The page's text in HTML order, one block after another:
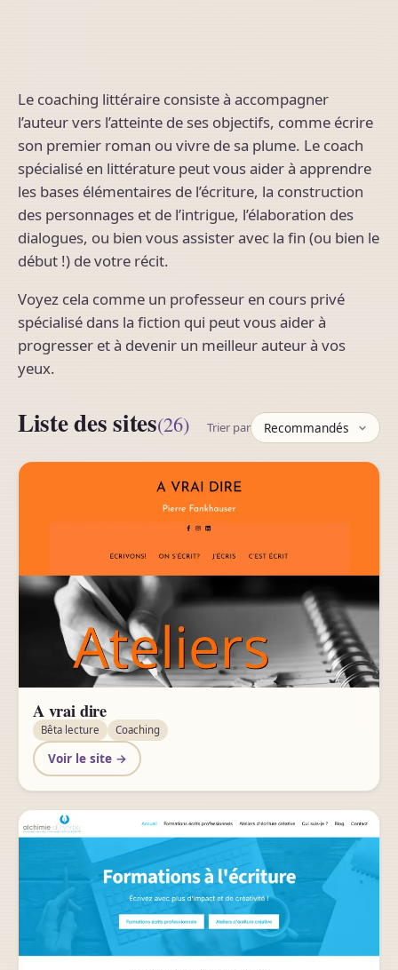
Le coaching littéraire consiste à accompagner
l’auteur vers l’atteinte de ses objectifs, comme écrire
son premier roman ou vivre de sa plume. Le coach
spécialisé en littérature peut vous aider à apprendre
les bases élémentaires de l’écriture, la construction
des personnages et de l’intrigue, l’élaboration des
dialogues, ou bien vous assister avec la fin (ou bien le
début !) de votre récit.
Voyez cela comme un professeur en cours privé
spécialisé dans la fiction qui peut vous aider à
progresser et à devenir un meilleur auteur à vos
yeux.
Liste des sites(26) Trier par
A vrai dire
Bêta lecture Coaching
Voir le site →